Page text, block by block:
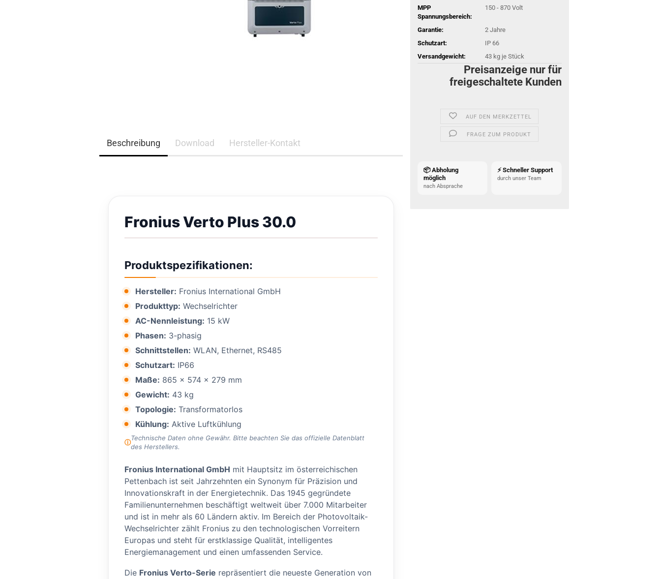
MPP
Spannungsbereich:
150 - 870 Volt
Garantie:
2 Jahre
Schutzart:
IP 66
Versandgewicht:
43kg je Stück
Preisanzeige nur für
freigeschaltete Kunden
AUF DEN MERKZETTEL
FRAGE ZUM PRODUKT
📦 Abholung
möglich
nach Absprache
⚡ Schneller Support
durch unser Team
Beschreibung Download Hersteller-Kontakt
Fronius Verto Plus 30.0
Produktspezifikationen:
Hersteller: Fronius International GmbH
Produkttyp: Wechselrichter
AC-Nennleistung: 15 kW
Phasen: 3-phasig
Schnittstellen: WLAN, Ethernet, RS485
Schutzart: IP66
Maße: 865 × 574 × 279 mm
Gewicht: 43 kg
Topologie: Transformatorlos
Kühlung: Aktive Luftkühlung
Technische Daten ohne Gewähr. Bitte beachten Sie das offizielle Datenblatt
des Herstellers.
Fronius International GmbH mit Hauptsitz im österreichischen
Pettenbach ist seit Jahrzehnten ein Synonym für Präzision und
Innovationskraft in der Energietechnik. Das 1945 gegründete
Familienunternehmen beschäftigt weltweit über 7.000 Mitarbeiter
und ist in mehr als 60 Ländern aktiv. Im Bereich der Photovoltaik-
Wechselrichter zählt Fronius zu den technologischen Vorreitern
Europas und steht für erstklassige Qualität, intelligentes
Energiemanagement und einen umfassenden Service.
Die Fronius Verto-Serie repräsentiert die neueste Generation von